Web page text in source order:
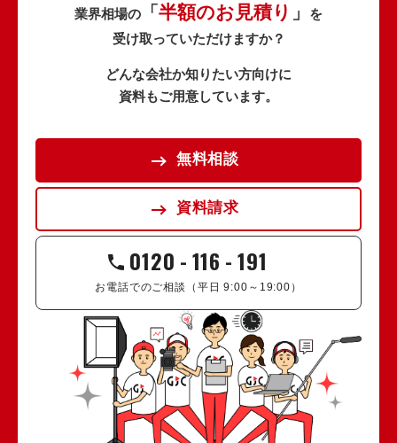
業界相場の
「 半額のお見積り 」
を
受け取っていただけますか？
どんな会社か知りたい方向けに
資料もご用意しています。
無料相談
資料請求
0120 -116 -191
お電話でのご相談（平日 9:00～19:00）